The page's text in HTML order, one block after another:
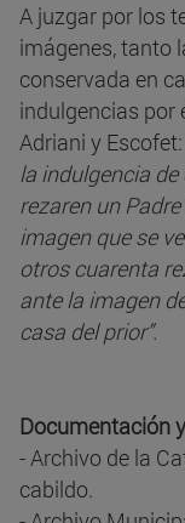
A juzgar por los
imágenes, tanto
conservada en
indulgencias por
Adriani y Escofet:
la indulgencia
rezaren un
imagen que se
otros cuarenta
ante la imagen
casa del prior”.
Documentación
- Archivo de la
cabildo.